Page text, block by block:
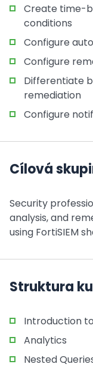
Create time-
conditions
Configure
Configure
Differentiate
remediation
Configure
Cílová
Security
analysis, and
using FortiSIEM
Struktura
Introduction
Analytics
Nested